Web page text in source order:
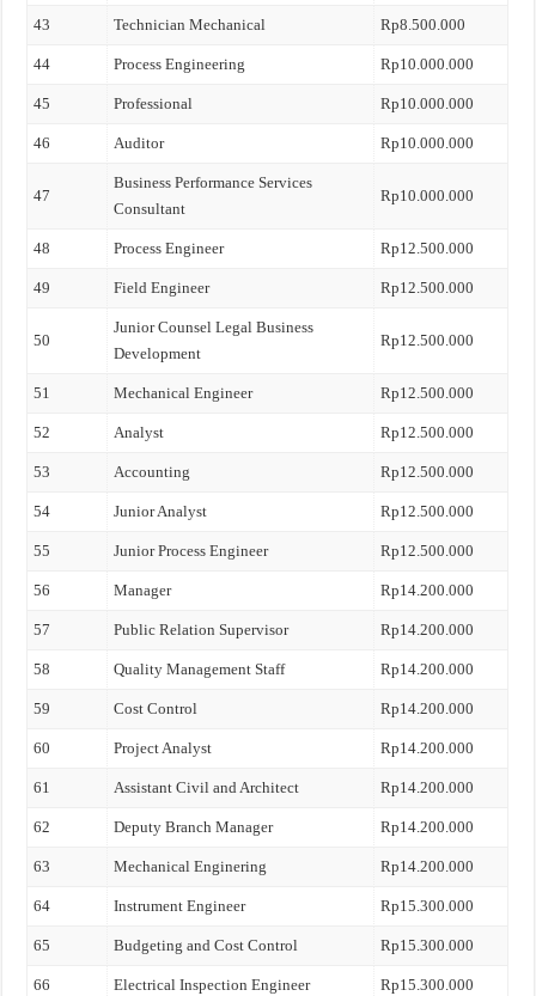
43 Technician Mechanical Rp8.500.000
44 Process Engineering Rp10.000.000
45 Professional Rp10.000.000
46 Auditor Rp10.000.000
47
Business Performance Services
Consultant
Rp10.000.000
48 Process Engineer Rp12.500.000
49 Field Engineer Rp12.500.000
50
Junior Counsel Legal Business
Development
Rp12.500.000
51 Mechanical Engineer Rp12.500.000
52 Analyst Rp12.500.000
53 Accounting Rp12.500.000
54 Junior Analyst Rp12.500.000
55 Junior Process Engineer Rp12.500.000
56 Manager Rp14.200.000
57 Public Relation Supervisor Rp14.200.000
58 Quality Management Staff Rp14.200.000
59 Cost Control Rp14.200.000
60 Project Analyst Rp14.200.000
61 Assistant Civil and Architect Rp14.200.000
62 Deputy Branch Manager Rp14.200.000
63 Mechanical Enginering Rp14.200.000
64 Instrument Engineer Rp15.300.000
65 Budgeting and Cost Control Rp15.300.000
66 Electrical Inspection Engineer Rp15.300.000